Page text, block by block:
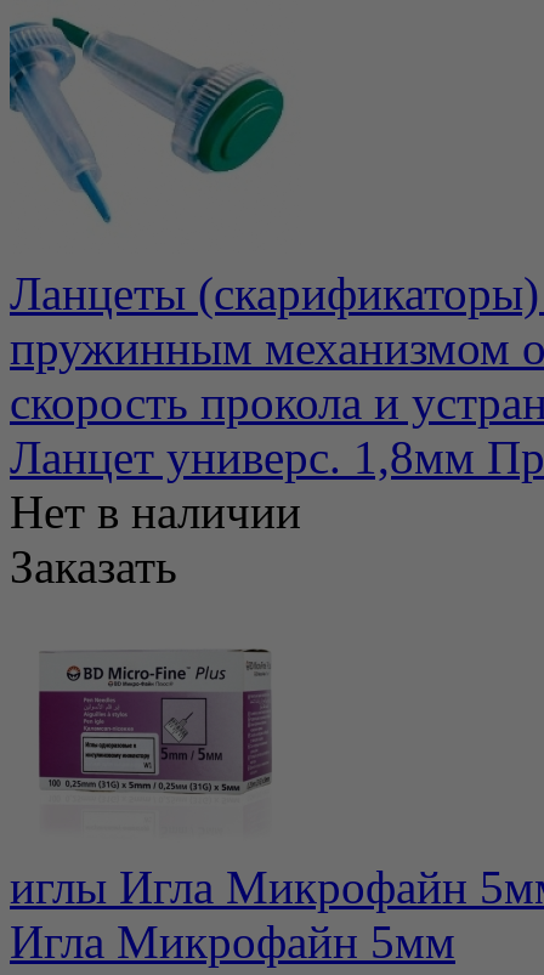
Ланцеты
пружинным механизмом
скорость прокола и
Ланцет универс. 1,8мм
Нет в наличии
Заказать
иглы Игла Микрофайн
Игла Микрофайн 5мм